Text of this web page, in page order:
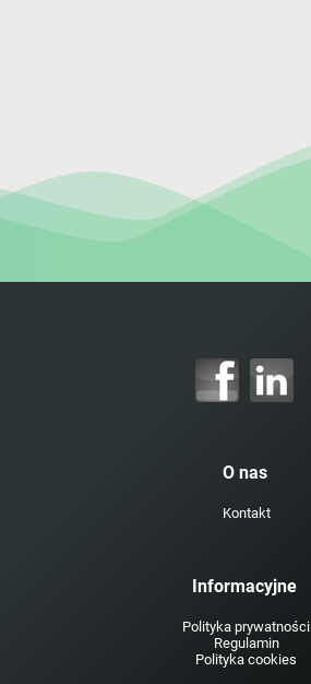
O nas
Kontakt
Informacyjne
Polityka prywatności
Regulamin
Polityka cookies